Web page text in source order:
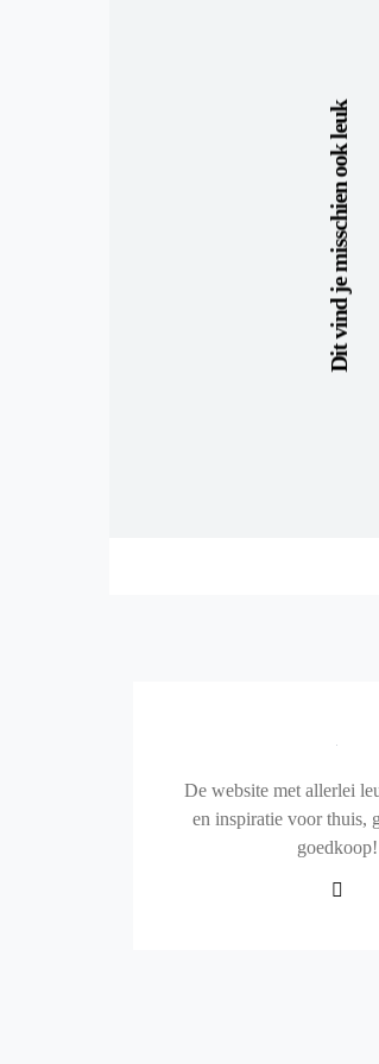
Dit vind je misschien ook leuk
De website met allerlei
en inspiratie voor thuis,
goedkoop!